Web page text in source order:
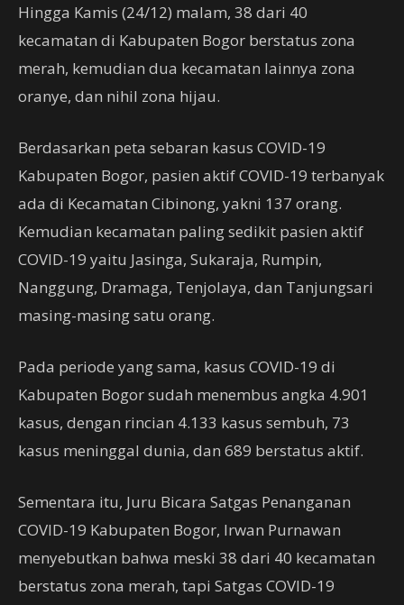
Hingga Kamis (24/12) malam, 38 dari 40
kecamatan di Kabupaten Bogor berstatus zona
merah, kemudian dua kecamatan lainnya zona
oranye, dan nihil zona hijau.
Berdasarkan peta sebaran kasus COVID-19
Kabupaten Bogor, pasien aktif COVID-19 terbanyak
ada di Kecamatan Cibinong, yakni 137 orang.
Kemudian kecamatan paling sedikit pasien aktif
COVID-19 yaitu Jasinga, Sukaraja, Rumpin,
Nanggung, Dramaga, Tenjolaya, dan Tanjungsari
masing-masing satu orang.
Pada periode yang sama, kasus COVID-19 di
Kabupaten Bogor sudah menembus angka 4.901
kasus, dengan rincian 4.133 kasus sembuh, 73
kasus meninggal dunia, dan 689 berstatus aktif.
Sementara itu, Juru Bicara Satgas Penanganan
COVID-19 Kabupaten Bogor, Irwan Purnawan
menyebutkan bahwa meski 38 dari 40 kecamatan
berstatus zona merah, tapi Satgas COVID-19